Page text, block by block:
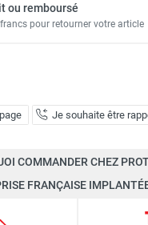
Je souhaite être
ou remboursé
pour retourner votre article
COMMANDER CHEZ
FRANÇAISE